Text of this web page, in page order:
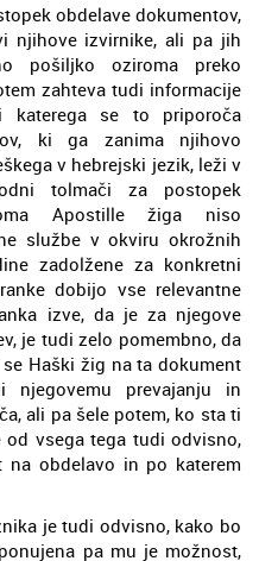
obdelave dokumentov,
njihove izvirnike, ali pa jih
pošiljko oziroma preko
zahteva tudi informacije
katerega se to priporoča
ki ga zanima njihovo
v hebrejski jezik, leži v
tolmači za postopek
Apostille žiga niso
službe v okviru okrožnih
zadolžene za konkretni
dobijo vse relevantne
izve, da je za njegove
je tudi zelo pomembno, da
Haški žig na ta dokument
njegovemu prevajanju in
ali pa šele potem, ko sta ti
vsega tega tudi odvisno,
na obdelavo in po katerem
je tudi odvisno, kako bo
pa mu je možnost,